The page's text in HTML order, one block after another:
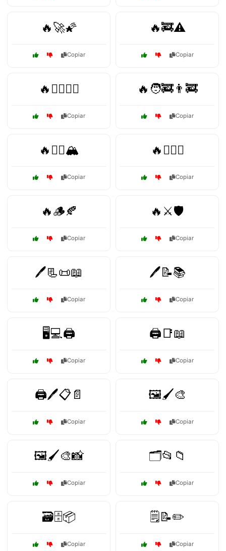
🔥🚀🌠
Copiar
🔥🚒⚠️
Copiar
🔥🦸‍♂️🦸‍♀️
Copiar
🔥🧑‍🚒👨‍🚒
Copiar
🔥🧗‍♂️🏔️
Copiar
🔥🧙‍♂️✨
Copiar
🔥🪵🍂
Copiar
🔥⚔️🛡️
Copiar
🖊️📃📜📖
Copiar
🖊️📝📚
Copiar
🖥️💻🖨️
Copiar
🖨️📑📖
Copiar
🖨️🖊️📋📄
Copiar
🖼️🖌️🎨
Copiar
🖼️🖌️🎨📸
Copiar
🗂️📂📁
Copiar
🗃️🗄️📦
Copiar
🗒️📝✏️
Copiar